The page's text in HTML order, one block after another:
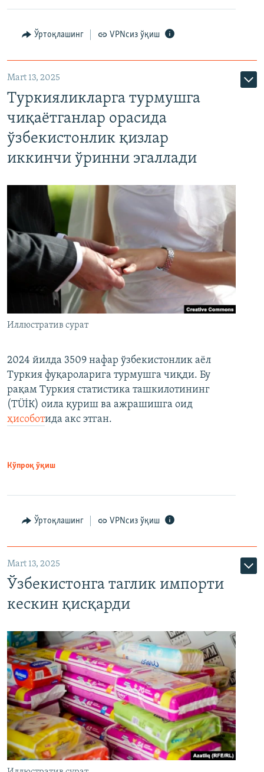
Ўртоқлашинг VPNсиз ўқиш
Mart 13, 2025
Туркияликларга турмушга
чиқаётганлар орасида
ўзбекистонлик қизлар
иккинчи ўринни эгаллади
Иллюстратив сурат
2024 йилда 3509 нафар ўзбекистонлик аёл
Туркия фуқароларига турмушга чиқди. Бу
рақам Туркия статистика ташкилотининг
(ТÜİК) оила қуриш ва ажрашишга оид
ҳисоботида акс этган.
Кўпроқ ўқиш
Ўртоқлашинг VPNсиз ўқиш
Mart 13, 2025
Ўзбекистонга таглик импорти
кескин қисқарди